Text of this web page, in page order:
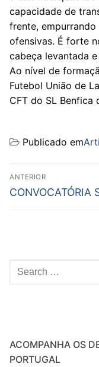
capacidade de
frente,
ofensivas. É forte
cabeça levantada
Ao nível de
Futebol União de
CFT do SL Benfica
Publicado em
Navegação
de
ANTERIOR
Previous
CONVOCATÓRIA
Pesquisar
por:
ACOMPANHA OS
PORTUGAL